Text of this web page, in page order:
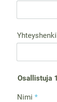
Osallistuja 1
Nimi *